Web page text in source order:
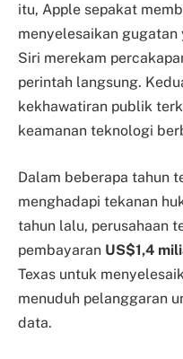
itu, Apple sepakat
menyelesaikan gugatan
Siri merekam
perintah langsung.
kekhawatiran publik
keamanan teknologi
Dalam beberapa tahun
menghadapi tekanan
tahun lalu, perusahaan
pembayaran US$1,4
Texas untuk
menuduh pelanggaran
data.